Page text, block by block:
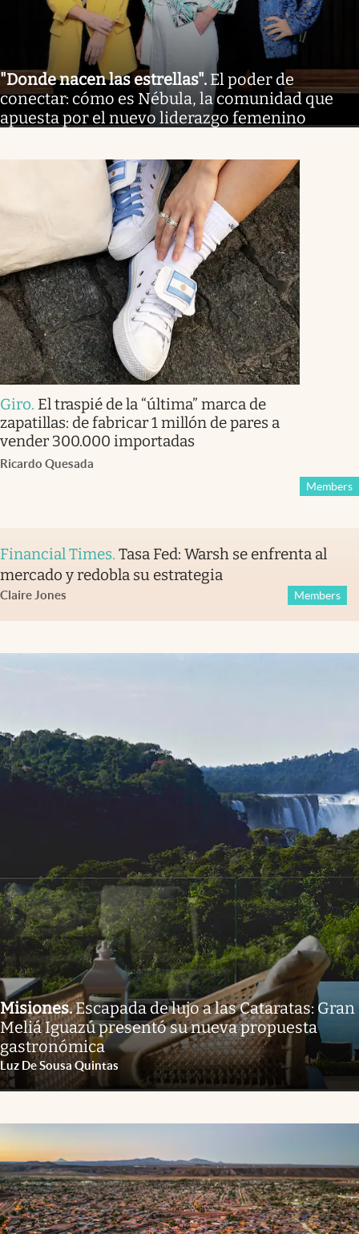
"Donde nacen las estrellas". El poder de
conectar: cómo es Nébula, la comunidad que
apuesta por el nuevo liderazgo femenino
Giro. El traspié de la “última” marca de
zapatillas: de fabricar 1 millón de pares a
vender 300.000 importadas
Ricardo Quesada
Members
Financial Times. Tasa Fed: Warsh se enfrenta al
mercado y redobla su estrategia
Claire Jones Members
Misiones.Escapada de lujo a las Cataratas: Gran
Meliá Iguazú presentó su nueva propuesta
gastronómica
Luz De Sousa Quintas